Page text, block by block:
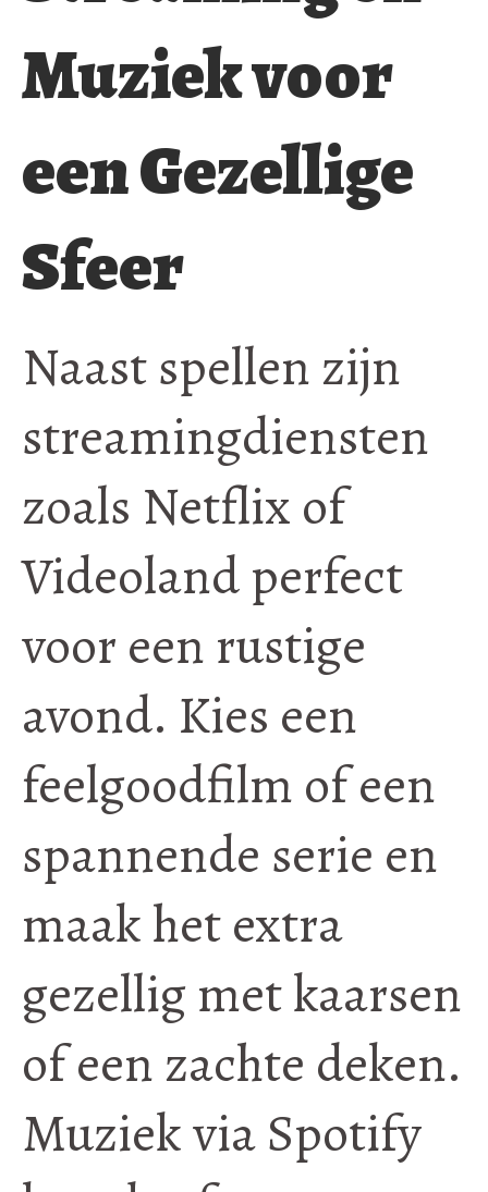
Muziek voor
een Gezellige
Sfeer
Naast spellen zijn
streamingdiensten
zoals Netflix of
Videoland perfect
voor een rustige
avond. Kies een
feelgoodfilm of een
spannende serie en
maak het extra
gezellig met kaarsen
of een zachte deken.
Muziek via Spotify